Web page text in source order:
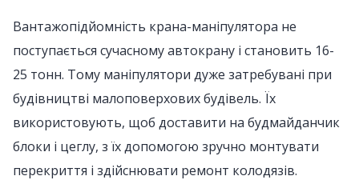
Вантажопідйомність крана-маніпулятора не
поступається сучасному автокрану і становить 16-
25 тонн. Тому маніпулятори дуже затребувані при
будівництві малоповерхових будівель. Їх
використовують, щоб доставити на будмайданчик
блоки і цеглу, з їх допомогою зручно монтувати
перекриття і здійснювати ремонт колодязів.